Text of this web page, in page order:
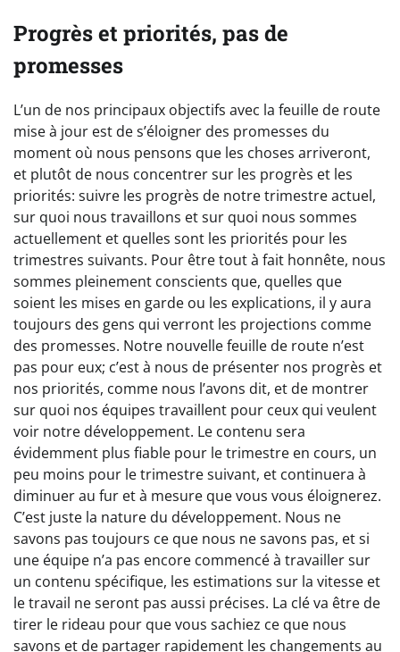
Progrès et priorités, pas de
promesses
L’un de nos principaux objectifs avec la feuille de route
mise à jour est de s’éloigner des promesses du
moment où nous pensons que les choses arriveront,
et plutôt de nous concentrer sur les progrès et les
priorités: suivre les progrès de notre trimestre actuel,
sur quoi nous travaillons et sur quoi nous sommes
actuellement et quelles sont les priorités pour les
trimestres suivants. Pour être tout à fait honnête, nous
sommes pleinement conscients que, quelles que
soient les mises en garde ou les explications, il y aura
toujours des gens qui verront les projections comme
des promesses. Notre nouvelle feuille de route n’est
pas pour eux; c’est à nous de présenter nos progrès et
nos priorités, comme nous l’avons dit, et de montrer
sur quoi nos équipes travaillent pour ceux qui veulent
voir notre développement. Le contenu sera
évidemment plus fiable pour le trimestre en cours, un
peu moins pour le trimestre suivant, et continuera à
diminuer au fur et à mesure que vous vous éloignerez.
C’est juste la nature du développement. Nous ne
savons pas toujours ce que nous ne savons pas, et si
une équipe n’a pas encore commencé à travailler sur
un contenu spécifique, les estimations sur la vitesse et
le travail ne seront pas aussi précises. La clé va être de
tirer le rideau pour que vous sachiez ce que nous
savons et de partager rapidement les changements au